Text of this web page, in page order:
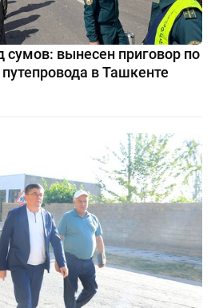
сумов: вынесен приговор по
в Ташкенте